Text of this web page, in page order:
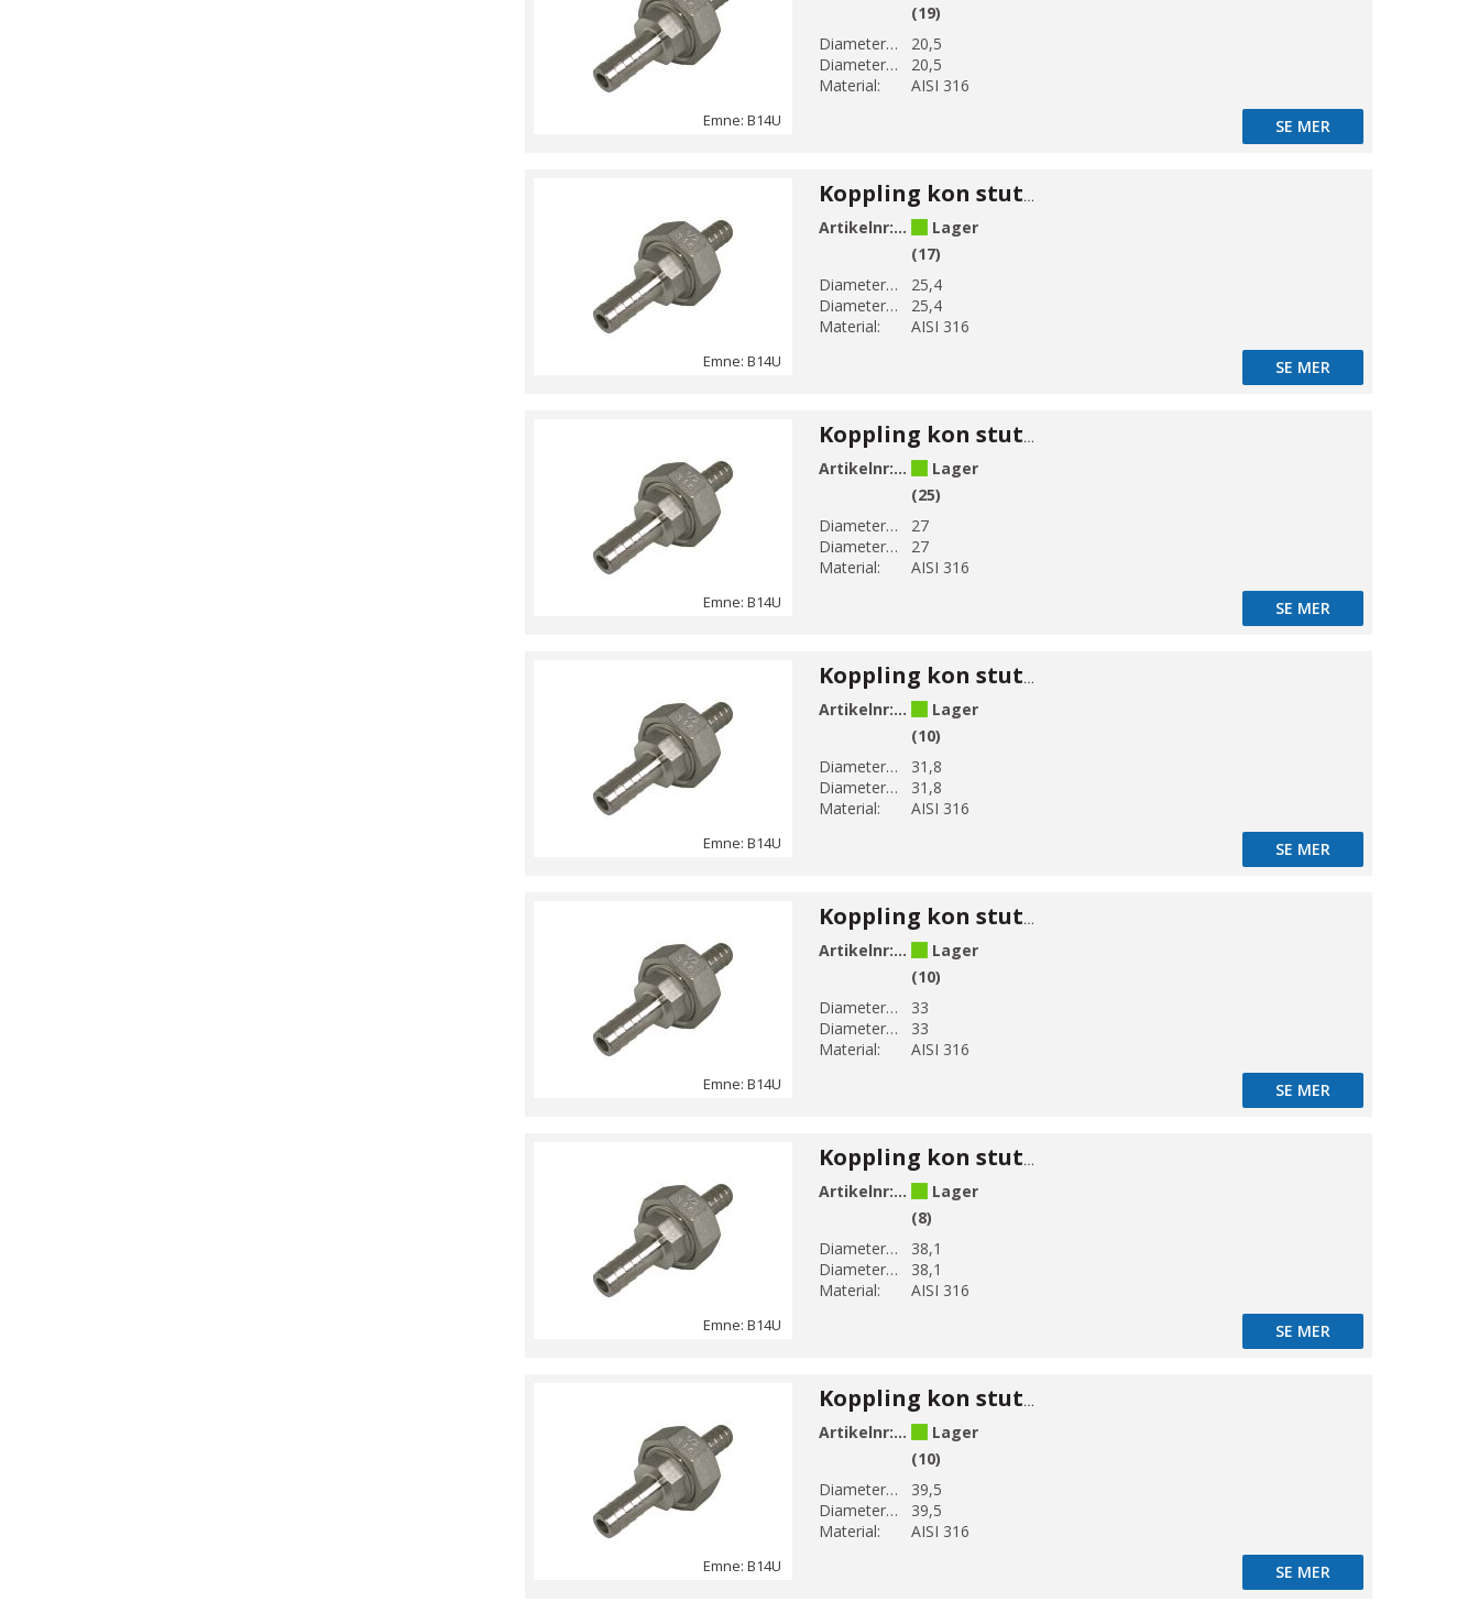
Emne: B14U
(19)
Diameter 1 (mm):
20,5
Diameter 2 (mm):
20,5
Material:
AISI 316
SE MER
Emne: B14U
Koppling kon stuts/stuts 25,4
Artikelnr:B14U-6Lager
(17)
Diameter 1 (mm):
25,4
Diameter 2 (mm):
25,4
Material:
AISI 316
SE MER
Emne: B14U
Koppling kon stuts/stuts 27
Artikelnr:B14U-6-1
Lager
(25)
Diameter 1 (mm):
27
Diameter 2 (mm):
27
Material:
AISI 316
SE MER
Emne: B14U
Koppling kon stuts/stuts 31,8
Artikelnr:B14U-7Lager
(10)
Diameter 1 (mm):
31,8
Diameter 2 (mm):
31,8
Material:
AISI 316
SE MER
Emne: B14U
Koppling kon stuts/stuts 33
Artikelnr:B14U-7-1
Lager
(10)
Diameter 1 (mm):
33
Diameter 2 (mm):
33
Material:
AISI 316
SE MER
Emne: B14U
Koppling kon stuts/stuts 38,1
Artikelnr:B14U-8Lager
(8)
Diameter 1 (mm):
38,1
Diameter 2 (mm):
38,1
Material:
AISI 316
SE MER
Emne: B14U
Koppling kon stuts/stuts 39,5
Artikelnr:B14U-8-1
Lager
(10)
Diameter 1 (mm):
39,5
Diameter 2 (mm):
39,5
Material:
AISI 316
SE MER